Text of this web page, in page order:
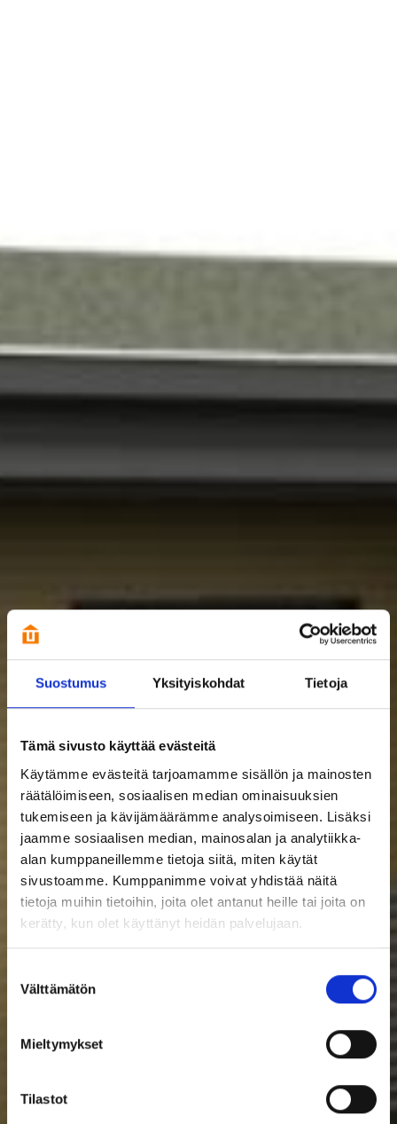
Suostumus Yksityiskohdat Tietoja
Tämä sivusto käyttää evästeitä
Käytämme evästeitä tarjoamamme sisällön ja mainosten
räätälöimiseen, sosiaalisen median ominaisuuksien
tukemiseen ja kävijämäärämme analysoimiseen. Lisäksi
jaamme sosiaalisen median, mainosalan ja analytiikka-
alan kumppaneillemme tietoja siitä, miten käytät
sivustoamme. Kumppanimme voivat yhdistää näitä
tietoja muihin tietoihin, joita olet antanut heille tai joita on
kerätty, kun olet käyttänyt heidän palvelujaan.
valinta
Välttämätön
Mieltymykset
Tilastot